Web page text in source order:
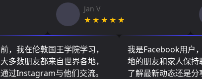
Jan V
★★★★★
，我在伦敦国王学院学习，
多数朋友都来自世界各地，
过Instagram与他们交流。
我是Facebook用户
地的朋友和家人保持
了解最新动态还是分